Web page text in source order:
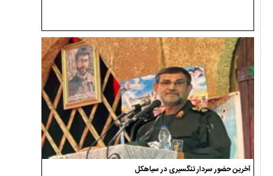
آخرین حضور سردار تنگسیری در سیاهکل